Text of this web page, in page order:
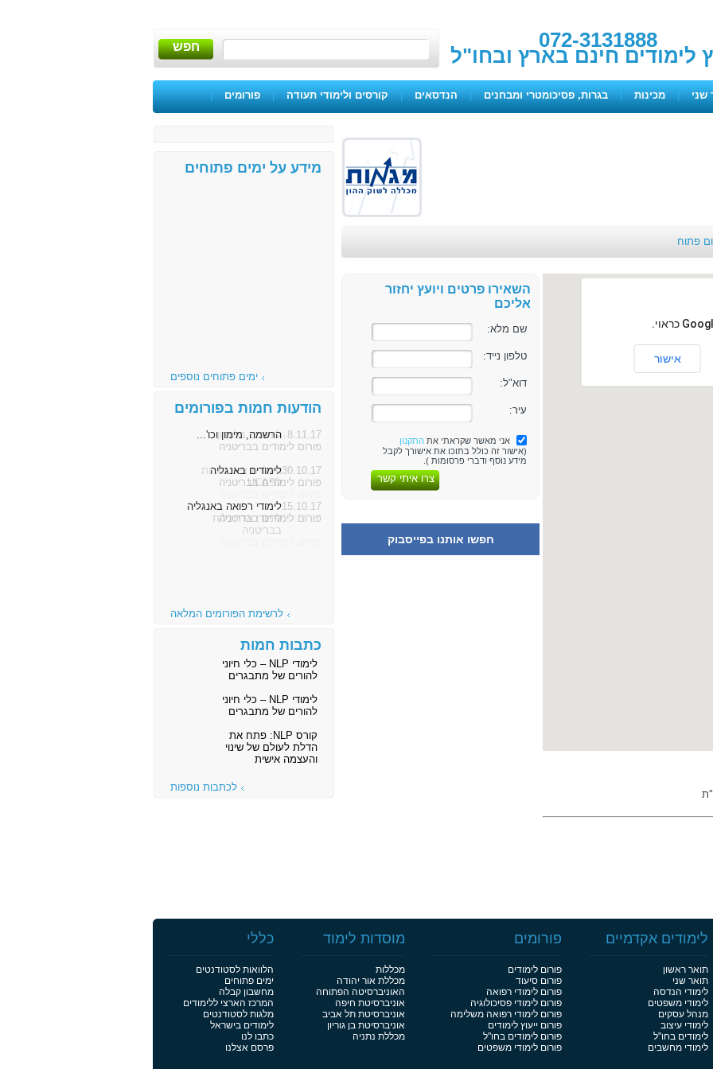
072-3131888
לימודים חינם בארץ ובחו"ל חפש
שני | מכינות | בגרות, פסיכומטרי ומבחנים | הנדסאים | קורסים ולימודי תעודה | פורומים |
פתוח
השאירו פרטים ויועץ יחזור
אליכם
שם מלא:
טלפון נייד:
דוא"ל:
עיר:
אני מאשר שקראתי את התקנון
(אישור זה כולל בתוכו את אישורך לקבל
מידע נוסף ודברי פרסומות ).
צרו איתי קשר
חפשו אותנו בפייסבוק
אישור
מידע על ימים פתוחים
ימים פתוחים נוספים
הודעות חמות בפורומים
8.11.17 הרשמה, מימון וכו'...
פורום לימודים בבריטניה
30.10.17לימודים באנגליה
פורום לימודים בבריטניה
15.10.17לימודי רפואה באנגליה
פורום לימודים בבריטניה
לרשימת הפורומים המלאה
כתבות חמות
לימודי NLP – כלי חיוני
להורים של מתבגרים
לימודי NLP – כלי חיוני
להורים של מתבגרים
קורס NLP: פתח את
הדלת לעולם של שינוי
והעצמה אישית
לכתבות נוספות
לימודים אקדמיים
תואר ראשון
תואר שני
לימודי הנדסה
לימודי משפטים
מנהל עסקים
לימודי עיצוב
לימודים בחו"ל
לימודי מחשבים
פורומים
פורום לימודים
פורום סיעוד
פורום לימודי רפואה
פורום לימודי פסיכולוגיה
פורום לימודי רפואה משלימה
פורום ייעוץ לימודים
פורום לימודים בחו"ל
פורום לימודי משפטים
מוסדות לימוד
מכללות
מכללת אור יהודה
האוניברסיטה הפתוחה
אוניברסיטת חיפה
אוניברסיטת תל אביב
אוניברסיטת בן גוריון
מכללת נתניה
כללי
הלוואות לסטודנטים
ימים פתוחים
מחשבון קבלה
המרכז הארצי ללימודים
מלגות לסטודנטים
לימודים בישראל
כתבו לנו
פרסם אצלנו